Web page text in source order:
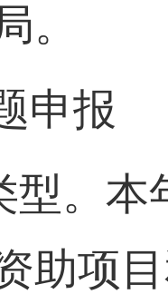
。
申报
型。本
助项